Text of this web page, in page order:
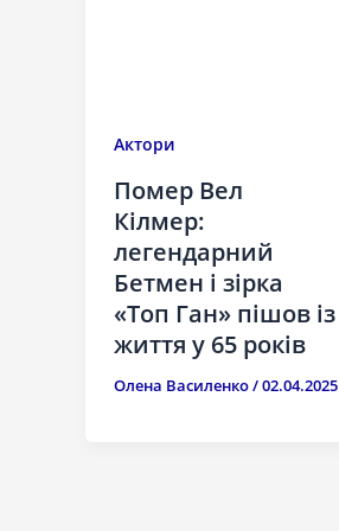
Актори
Помер Вел
Кілмер:
легендарний
Бетмен і зірка
«Топ Ган» пішов із
життя у 65 років
Олена Василенко/02.04.2025